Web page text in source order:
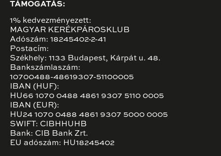
TÁMOGATÁS:
1% kedvezményezett:
MAGYAR KERÉKPÁROSKLUB
Adószám: 18245402-2-41
Postacím:
Székhely: 1133 Budapest, Kárpát u. 48.
Bankszámlaszám:
10700488-48619307-51100005
IBAN (HUF):
HU66 1070 0488 4861 9307 5110 0005
IBAN (EUR):
HU24 1070 0488 4861 9307 5000 0005
SWIFT: CIBHHUHB
Bank: CIB Bank Zrt.
EU adószám: HU18245402